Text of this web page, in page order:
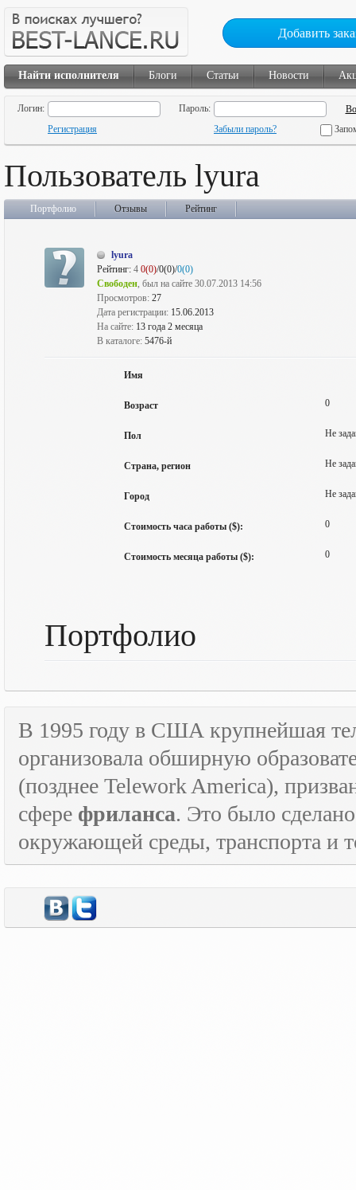
Добавить
Найти исполнителя Блоги Статьи Новости
Логин:
Пароль:
Регистрация
Забыли пароль?
Пользователь lyura
Портфолио Отзывы Рейтинг
lyura
Рейтинг: 4 0(0)/0(0)/0(0)
Свободен, был на сайте 30.07.2013 14:56
Просмотров: 27
Дата регистрации: 15.06.2013
На сайте: 13 года 2 месяца
В каталоге: 5476-й
Имя
Возраст 0
Пол Не
Страна, регион Не
Город Не
Стоимость часа работы ($): 0
Стоимость месяца работы ($): 0
Портфолио
В 1995 году в США крупнейшая
организовала обширную
(позднее Telework America),
сфере фриланса. Это было
окружающей среды, транспорта и